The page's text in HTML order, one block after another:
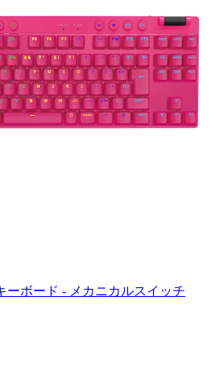
ーボード - メカニカルスイッチ